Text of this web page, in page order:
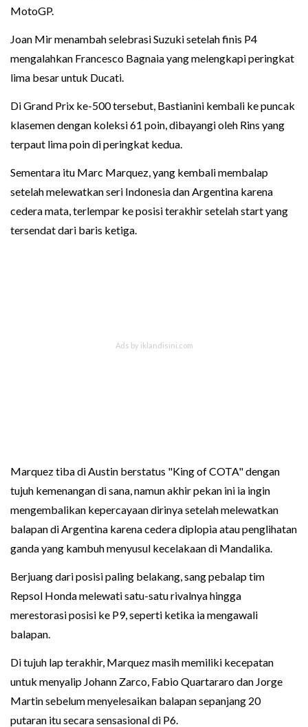
MotoGP.
Joan Mir menambah selebrasi Suzuki setelah finis P4
mengalahkan Francesco Bagnaia yang melengkapi peringkat
lima besar untuk Ducati.
Di Grand Prix ke-500 tersebut, Bastianini kembali ke puncak
klasemen dengan koleksi 61 poin, dibayangi oleh Rins yang
terpaut lima poin di peringkat kedua.
Sementara itu Marc Marquez, yang kembali membalap
setelah melewatkan seri Indonesia dan Argentina karena
cedera mata, terlempar ke posisi terakhir setelah start yang
tersendat dari baris ketiga.
Marquez tiba di Austin berstatus "King of COTA" dengan
tujuh kemenangan di sana, namun akhir pekan ini ia ingin
mengembalikan kepercayaan dirinya setelah melewatkan
balapan di Argentina karena cedera diplopia atau penglihatan
ganda yang kambuh menyusul kecelakaan di Mandalika.
Berjuang dari posisi paling belakang, sang pebalap tim
Repsol Honda melewati satu-satu rivalnya hingga
merestorasi posisi ke P9, seperti ketika ia mengawali
balapan.
Di tujuh lap terakhir, Marquez masih memiliki kecepatan
untuk menyalip Johann Zarco, Fabio Quartararo dan Jorge
Martin sebelum menyelesaikan balapan sepanjang 20
putaran itu secara sensasional di P6.